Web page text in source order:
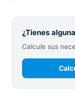
¿Tienes
Calcule sus